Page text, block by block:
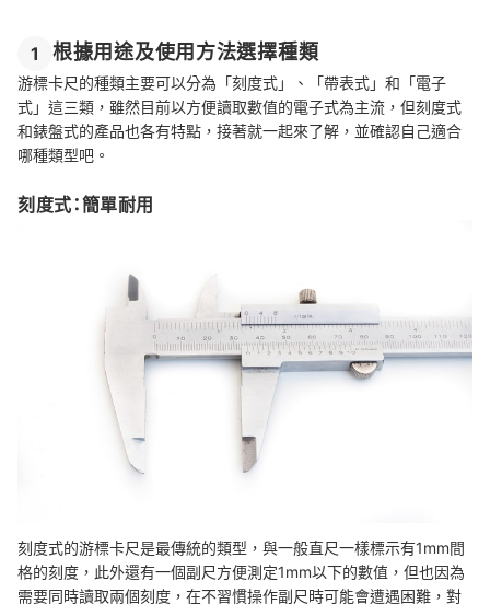
1 根據用途及使用方法選擇種類
游標卡尺的種類主要可以分為「刻度式」、「帶表式」和「電子
式」這三類，雖然目前以方便讀取數值的電子式為主流，但刻度式
和錶盤式的產品也各有特點，接著就一起來了解，並確認自己適合
哪種類型吧。
刻度式：簡單耐用
刻度式的游標卡尺是最傳統的類型，與一般直尺一樣標示有1mm間
格的刻度，此外還有一個副尺方便測定1mm以下的數值，但也因為
需要同時讀取兩個刻度，在不習慣操作副尺時可能會遭遇困難，對